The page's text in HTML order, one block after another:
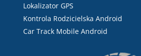
Lokalizator GPS
Kontrola Rodzicielska Android
Car Track Mobile Android